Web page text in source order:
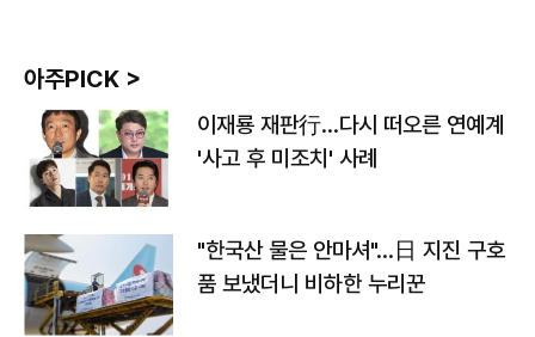
아주PICK >
이재룡 재판行…다시 떠오른 연예계
'사고 후 미조치' 사례
"한국산 물은 안마셔"…日 지진 구호
품 보냈더니 비하한 누리꾼